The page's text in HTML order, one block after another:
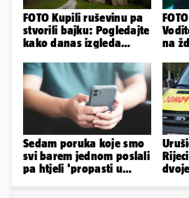
FOTO Kupili ruševinu pa
stvorili bajku: Pogledajte
kako danas izgleda
na
Sedam poruka koje smo
svi barem jednom poslali
pa htjeli 'propasti u